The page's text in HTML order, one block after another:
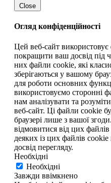
Close
Огляд конфіденційності
Цей веб-сайт
покращити ваш досвід під
них файли cookie, які
зберігаються у вашому
для роботи основних
використовуємо сторонні
нам аналізувати та
веб-сайт. Ці файли cookie
браузері лише з вашої
відмовитися від цих
деяких із цих файлів
досвід перегляду.
Необхідні
Необхідні
Завжди ввімкнено